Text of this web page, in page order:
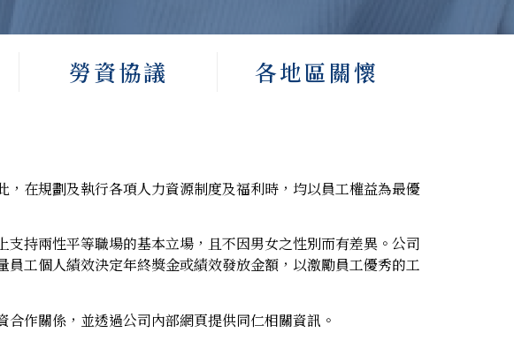
勞資協議 各地區關懷
在規劃及執行各項人力資源制度及福利時，均以員工權益為最優
持兩性平等職場的基本立場，且不因男女之性別而有差異。公司
工個人績效決定年終獎金或績效發放金額，以激勵員工優秀的工
作關係，並透過公司內部網頁提供同仁相關資訊。